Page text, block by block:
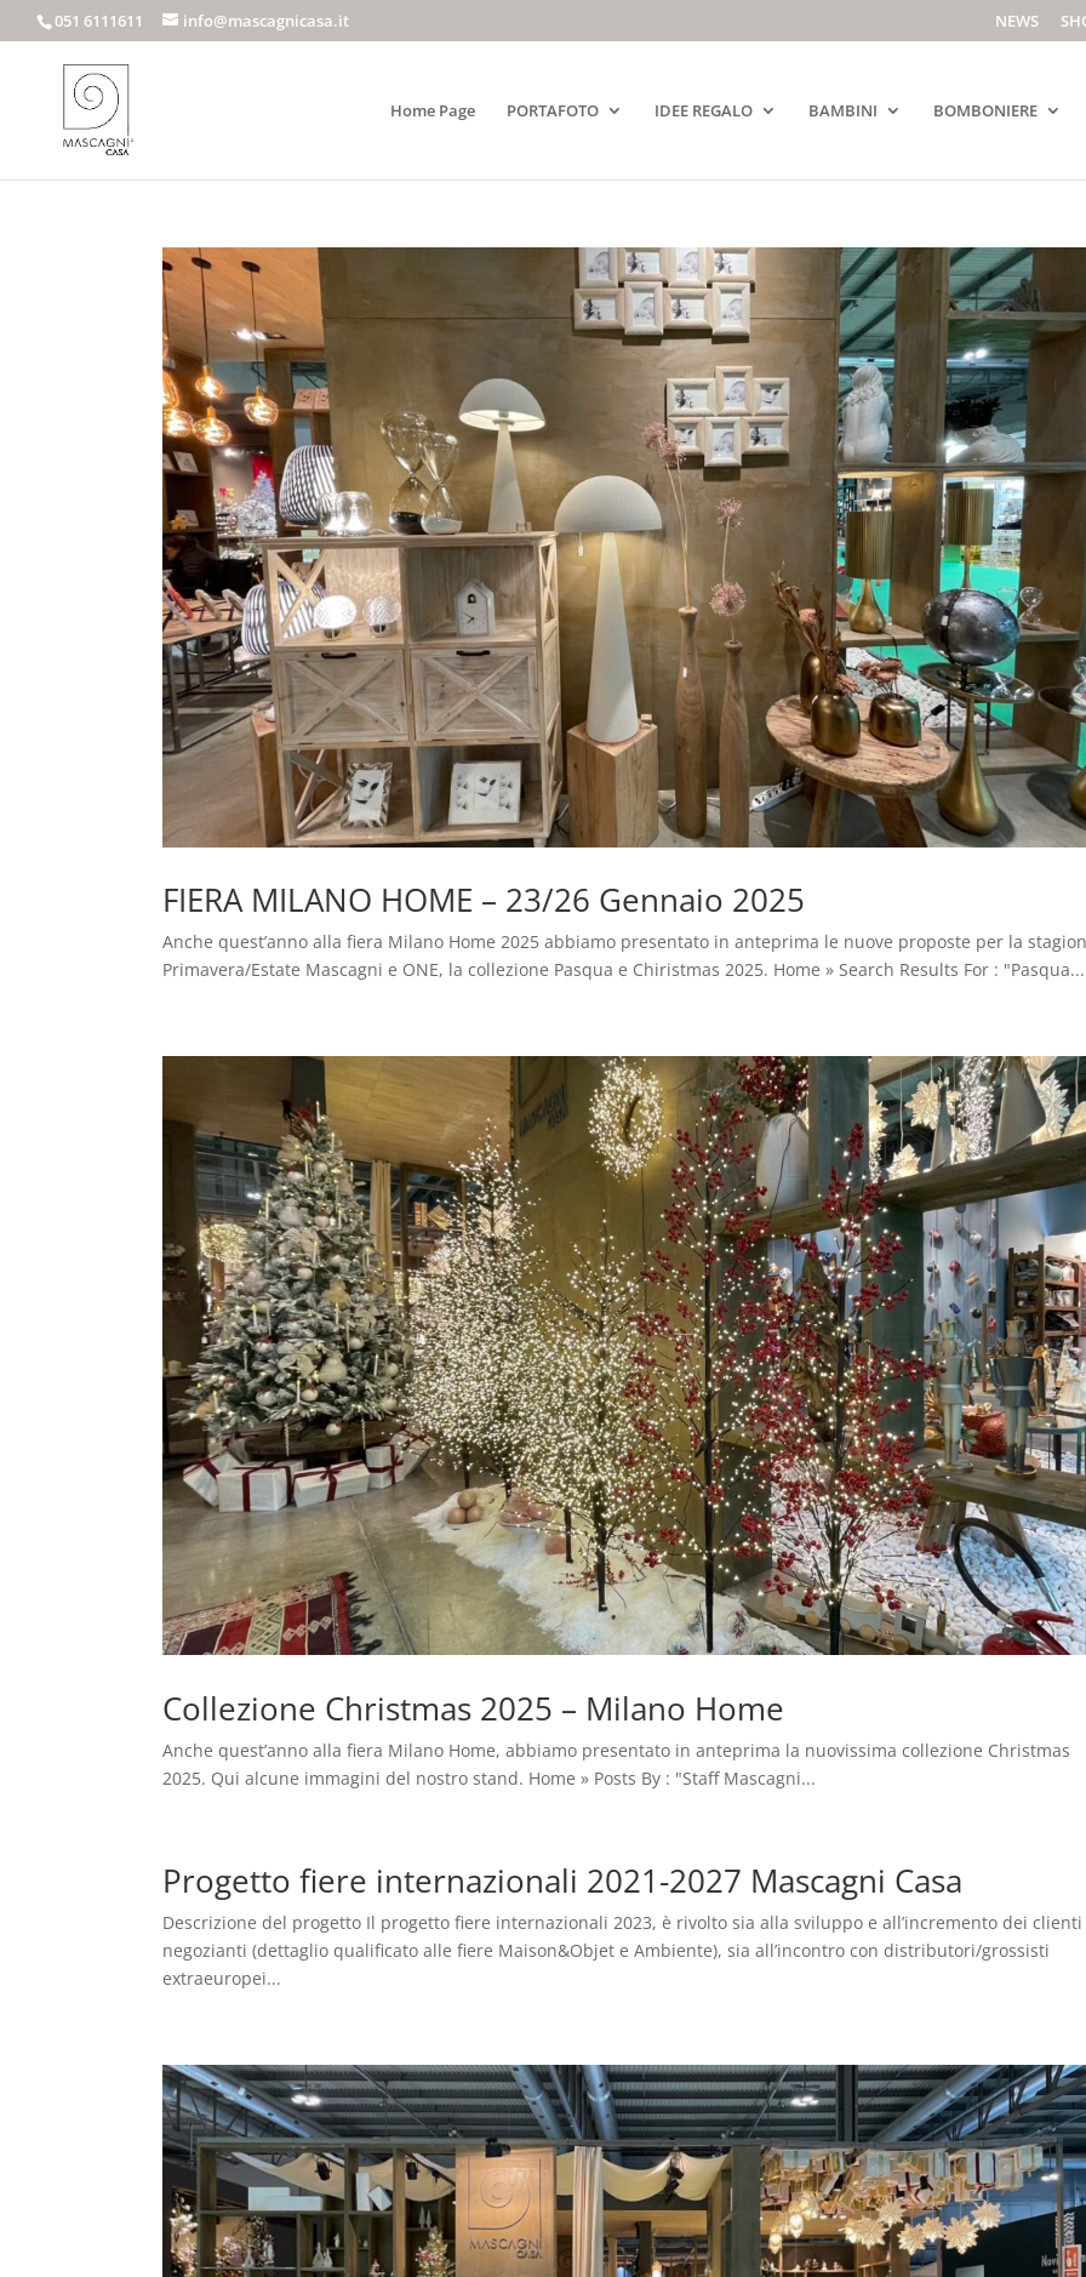
051 6111611 info@mascagnicasa.it NEWS
Home Page PORTAFOTO IDEE REGALO BAMBINI BOMBONIERE
FIERA MILANO HOME – 23/26 Gennaio 2025
Anche quest’anno alla fiera Milano Home 2025 abbiamo presentato in anteprima le nuove proposte per la
Primavera/Estate Mascagni e ONE, la collezione Pasqua e Chiristmas 2025. Home » Search Results For : "Pasqua...
Collezione Christmas 2025 – Milano Home
Anche quest’anno alla fiera Milano Home, abbiamo presentato in anteprima la nuovissima collezione Christmas
2025. Qui alcune immagini del nostro stand. Home » Posts By : "Staff Mascagni...
Progetto fiere internazionali 2021-2027 Mascagni Casa
Descrizione del progetto Il progetto fiere internazionali 2023, è rivolto sia alla sviluppo e all’incremento dei clienti
negozianti (dettaglio qualificato alle fiere Maison&Objet e Ambiente), sia all’incontro con distributori/grossisti
extraeuropei...